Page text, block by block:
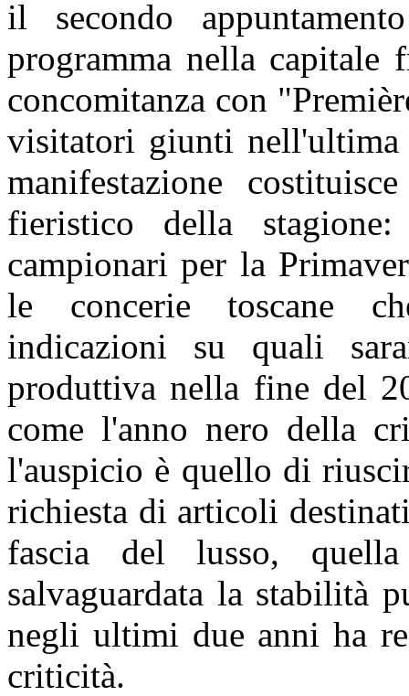
il secondo
programma nella capitale
concomitanza con
visitatori giunti
manifestazione
fieristico della
campionari per la
le concerie toscane
indicazioni su quali
produttiva nella fine del
come l'anno nero della
l'auspicio è quello di
richiesta di articoli
fascia del lusso,
salvaguardata la stabilità
negli ultimi due anni ha
criticità.